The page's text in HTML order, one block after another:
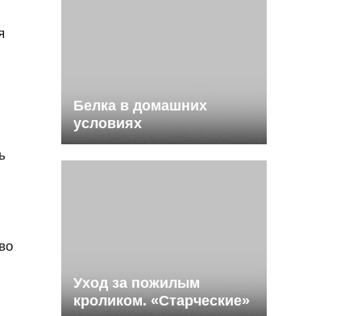
Белка в домашних
условиях
Уход за пожилым
кроликом. «Старческие»